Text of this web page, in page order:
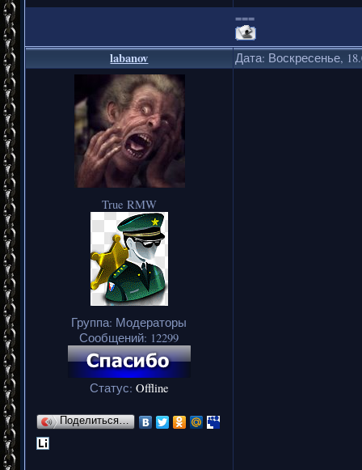
===
labanov Дата: Воскресенье,
True RMW
Группа: Модераторы
Сообщений: 12299
Статус: Offline
Поделиться…